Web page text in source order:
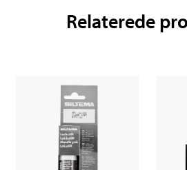
Relaterede